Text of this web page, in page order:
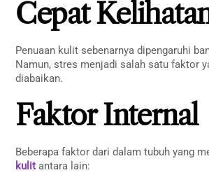
Cepat
Penuaan kulit sebenarnya dipengaruhi
Namun, stres menjadi salah satu faktor
diabaikan.
Faktor Internal
Beberapa faktor dari dalam tubuh yang
kulit antara lain: